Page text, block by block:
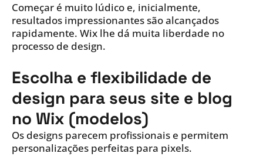
Começar é muito lúdico e, inicialmente,
resultados impressionantes são alcançados
rapidamente. Wix lhe dá muita liberdade no
processo de design.
Escolha e flexibilidade de
design para seus site e blog
no Wix (modelos)
Os designs parecem profissionais e permitem
personalizações perfeitas para pixels.